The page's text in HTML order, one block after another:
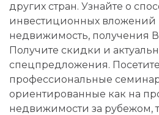
других стран. Узнайте о
инвестиционных вложений
недвижимость, получения
Получите скидки и
спецпредложения. Посетите
профессиональные
ориентированные как на
недвижимости за рубежом,